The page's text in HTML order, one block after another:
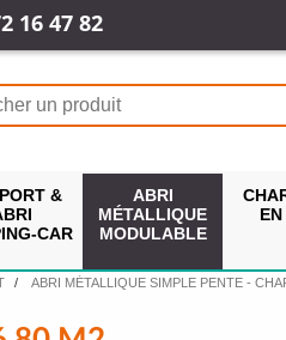
16 47 82
&
CAR
ABRI
MÉTALLIQUE
MODULABLE
ABRI MÉTALLIQUE SIMPLE PENTE -